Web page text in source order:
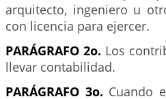
arquitecto, ingeniero u
con licencia para ejercer.
PARÁGRAFO 2o. Los
llevar contabilidad.
PARÁGRAFO 3o. Cuando